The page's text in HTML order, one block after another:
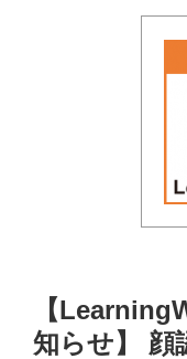
【
知らせ】 顔